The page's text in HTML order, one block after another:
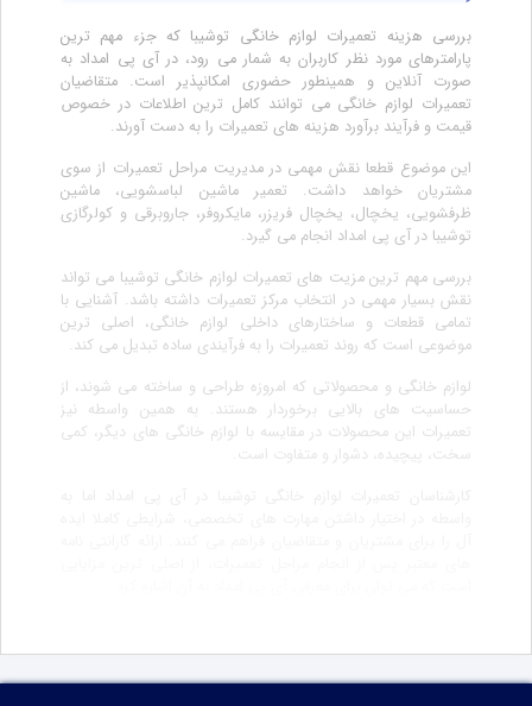
بررسی هزینه تعمیرات لوازم خانگی توشیبا که جزء مهم ترین
پارامترهای مورد نظر کاربران به شمار می رود، در آی پی امداد به
صورت آنلاین و همینطور حضوری امکانپذیر است. متقاضیان
تعمیرات لوازم خانگی می توانند کامل ترین اطلاعات در خصوص
قیمت و فرآیند برآورد هزینه های تعمیرات را به دست آورند.
این موضوع قطعا نقش مهمی در مدیریت مراحل تعمیرات از سوی
مشتریان خواهد داشت. تعمیر ماشین لباسشویی، ماشین
ظرفشویی، یخچال، یخچال فریزر، مایکروفر، جاروبرقی و کولرگازی
توشیبا در آی پی امداد انجام می گیرد.
بررسی مهم ترین مزیت های تعمیرات لوازم خانگی توشیبا می تواند
نقش بسیار مهمی در انتخاب مرکز تعمیرات داشته باشد. آشنایی با
تمامی قطعات و ساختارهای داخلی لوازم خانگی، اصلی ترین
موضوعی است که روند تعمیرات را به فرآیندی ساده تبدیل می کند.
لوازم خانگی و محصولاتی که امروزه طراحی و ساخته می شوند، از
حساسیت های بالایی برخوردار هستند. به همین واسطه نیز
تعمیرات این محصولات در مقایسه با لوازم خانگی های دیگر، کمی
سخت، پیچیده، دشوار و متفاوت است.